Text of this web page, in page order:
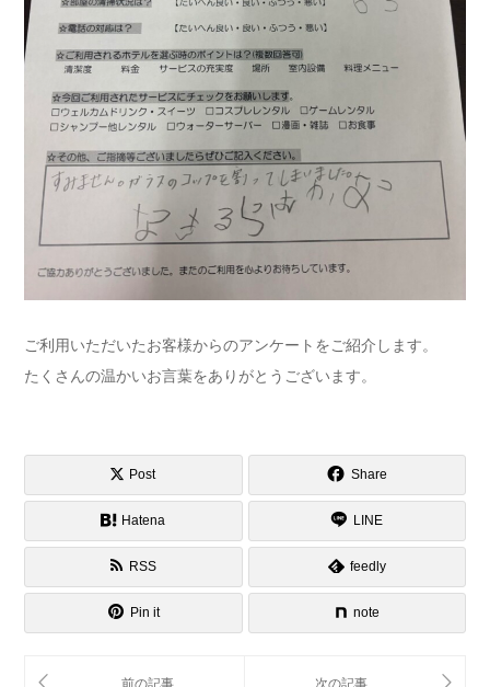
ご利用いただいたお客様からのアンケートをご紹介します。
たくさんの温かいお言葉をありがとうございます。
Post Share
Hatena LINE
RSS feedly
Pin it note